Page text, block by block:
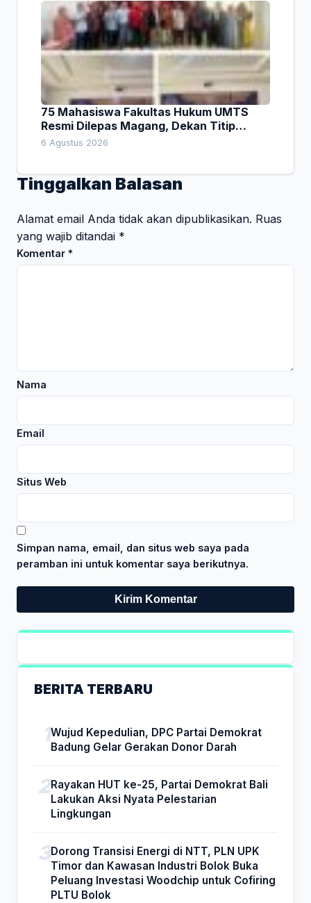
75 Mahasiswa Fakultas Hukum UMTS
Resmi Dilepas Magang, Dekan Titip
Empat Pesan Penting
6 Agustus 2026
Tinggalkan Balasan
Alamat email Anda tidak akan dipublikasikan. Ruas
yang wajib ditandai *
Komentar *
Nama
Email
Situs Web
Simpan nama, email, dan situs web saya pada
peramban ini untuk komentar saya berikutnya.
BERITA TERBARU
Wujud Kepedulian, DPC Partai Demokrat
Badung Gelar Gerakan Donor Darah
Rayakan HUT ke-25, Partai Demokrat Bali
Lakukan Aksi Nyata Pelestarian
Lingkungan
Dorong Transisi Energi di NTT, PLN UPK
Timor dan Kawasan Industri Bolok Buka
Peluang Investasi Woodchip untuk Cofiring
PLTU Bolok